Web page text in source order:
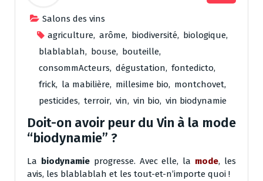
Salons des vins
agriculture, arôme, biodiversité, biologique,
blablablah, bouse, bouteille,
consommActeurs, dégustation, fontedicto,
frick, la mabilière, millesime bio, montchovet,
pesticides, terroir, vin, vin bio, vin biodynamie
Doit-on avoir peur du Vin à la mode
“biodynamie” ?
La biodynamie progresse. Avec elle, la mode, les
avis, les blablablah et les tout-et-n’importe quoi !